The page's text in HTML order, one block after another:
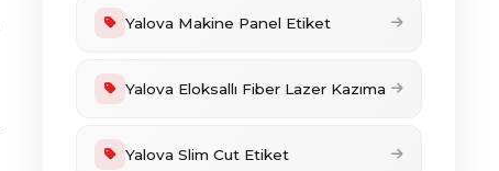
Yalova Makine Panel Etiket
Yalova Eloksallı Fiber Lazer Kazıma
Yalova Slim Cut Etiket